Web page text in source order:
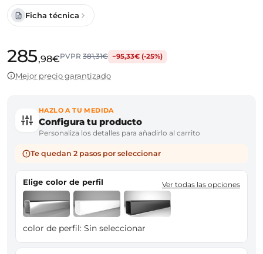
Ficha técnica
285,98€PVPR381,31€ −95,33€ (-25%)
Mejor precio garantizado
HAZLO A TU MEDIDA
Configura tu producto
Personaliza los detalles para añadirlo al carrito
Te quedan 2 pasos por seleccionar
Elige color de perfil Ver todas las opciones
color de perfil: Sin seleccionar